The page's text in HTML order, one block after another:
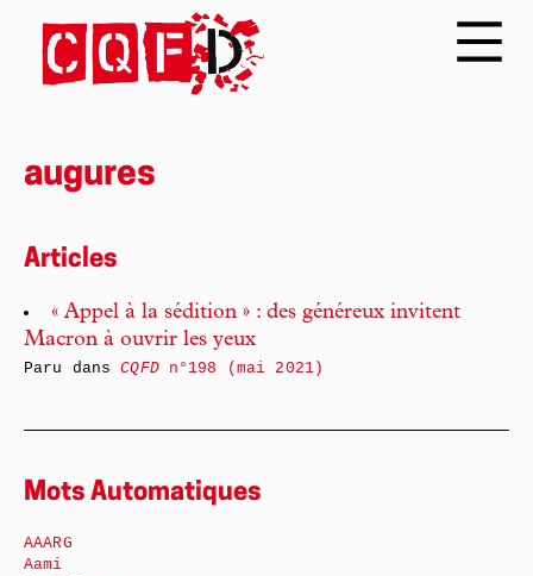
augures
Articles
« Appel à la sédition » : des généreux invitent
Macron à ouvrir les yeux
Paru dansCQFDn°198 (mai 2021)
Mots Automatiques
AAARG
Aami